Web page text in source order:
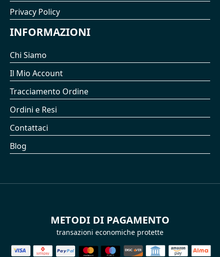
Privacy Policy
INFORMAZIONI
Chi Siamo
Il Mio Account
Tracciamento Ordine
Ordini e Resi
Contattaci
Blog
METODI DI PAGAMENTO
transazioni economiche protette